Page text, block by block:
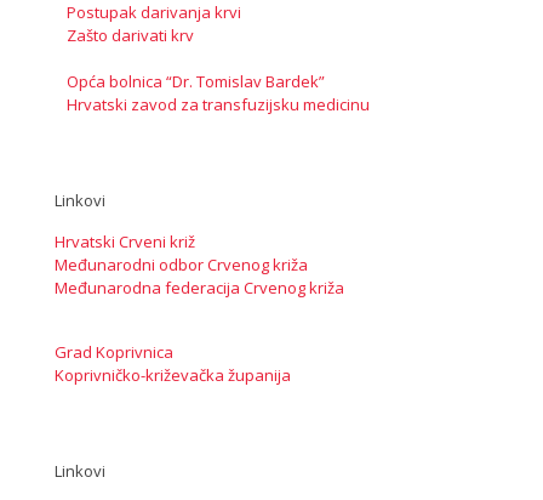
Postupak darivanja krvi
Zašto darivati krv
Opća bolnica “Dr. Tomislav Bardek”
Hrvatski zavod za transfuzijsku medicinu
Linkovi
Hrvatski Crveni križ
Međunarodni odbor Crvenog križa
Međunarodna federacija Crvenog križa
Grad Koprivnica
Koprivničko-križevačka županija
Linkovi